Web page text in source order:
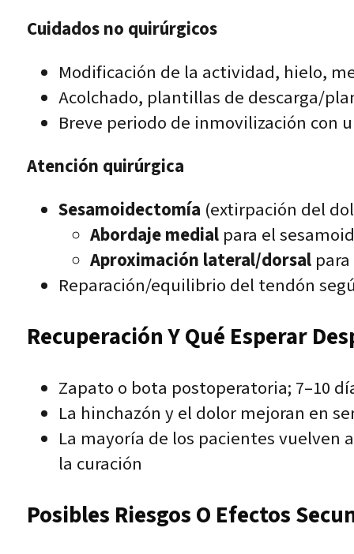
Cuidados no quirúrgicos
Modificación de la actividad, hielo,
Acolchado, plantillas de descarga/
Breve periodo de inmovilización con
Atención quirúrgica
Sesamoidectomía (extirpación del
Abordaje medialpara el
Aproximación lateral/dorsalpara
Reparación/equilibrio del tendón
Recuperación Y Qué Esperar
Zapato o bota postoperatoria; 7–10
La hinchazón y el dolor mejoran en
La mayoría de los pacientes vuelven
la curación
Posibles Riesgos O Efectos